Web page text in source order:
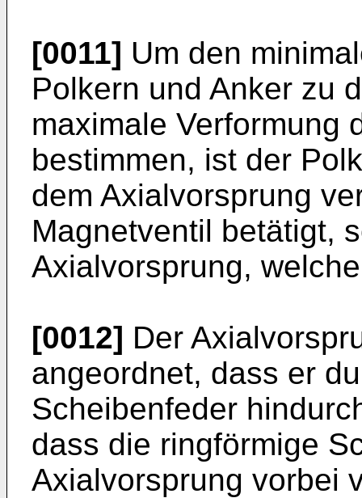
[0011] Um den
Polkern und Anker zu
maximale Verformung
bestimmen, ist der
dem Axialvorsprung
Magnetventil betätigt,
Axialvorsprung,
[0012] Der
angeordnet, dass er
Scheibenfeder
dass die ringförmige
Axialvorsprung vorbei